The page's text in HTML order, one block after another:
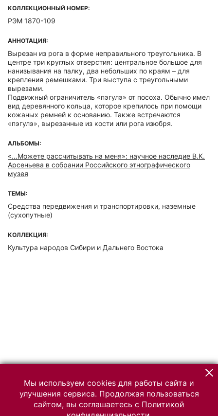
КОЛЛЕКЦИОННЫЙ НОМЕР:
РЭМ 1870-109
АННОТАЦИЯ:
Вырезан из рога в форме неправильного треугольника. В
центре три круглых отверстия: центральное большое для
нанизывания на палку, два небольших по краям – для
крепления ремешками. Три выступа с треугольными
вырезами.
Подвижный ограничитель «пэгулэ» от посоха. Обычно имел
вид деревянного кольца, которое крепилось при помощи
кожаных ремней к основанию. Также встречаются
«пэгулэ», вырезанные из кости или рога изюбря.
АЛЬБОМЫ:
«…Можете рассчитывать на меня»: научное наследие В.К.
Арсеньева в собрании Российского этнографического
музея
ТЕМЫ:
Средства передвижения и транспортировки, наземные
(сухопутные)
КОЛЛЕКЦИЯ:
Культура народов Сибири и Дальнего Востока
Мы используем cookies для работы сайта и
улучшения сервиса. Продолжая пользоваться
сайтом, вы соглашаетесь с Политикой